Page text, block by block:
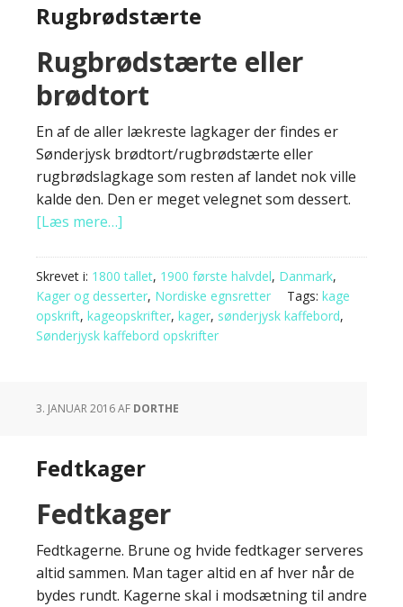
Rugbrødstærte
Rugbrødstærte eller
brødtort
En af de aller lækreste lagkager der findes er
Sønderjysk brødtort/rugbrødstærte eller
rugbrødslagkage som resten af landet nok ville
kalde den. Den er meget velegnet som dessert.
[Læs mere…]
Skrevet i: 1800 tallet, 1900 første halvdel, Danmark,
Kager og desserter, Nordiske egnsretter Tags: kage
opskrift, kageopskrifter, kager, sønderjysk kaffebord,
Sønderjysk kaffebord opskrifter
3. JANUAR 2016AF DORTHE
Fedtkager
Fedtkager
Fedtkagerne. Brune og hvide fedtkager serveres
altid sammen. Man tager altid en af hver når de
bydes rundt. Kagerne skal i modsætning til andre